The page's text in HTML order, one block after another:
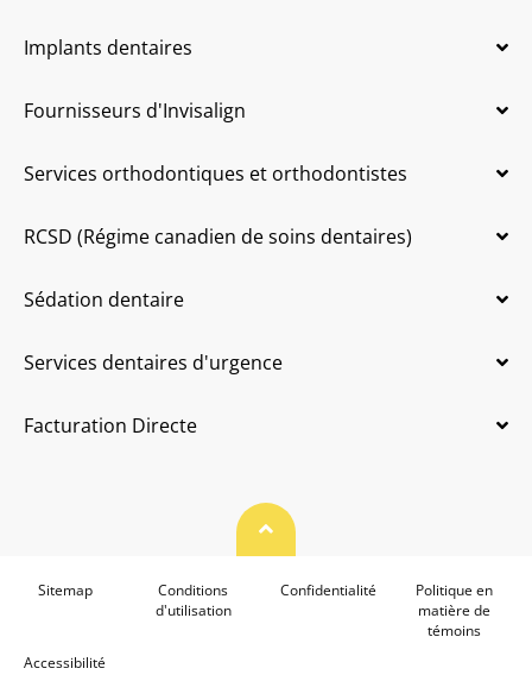
Implants dentaires
Fournisseurs d'Invisalign
Services orthodontiques et orthodontistes
RCSD (Régime canadien de soins dentaires)
Sédation dentaire
Services dentaires d'urgence
Facturation Directe
Haut de page
Sitemap
Conditions
d'utilisation
Confidentialité
Politique en
matière de
témoins
Accessibilité